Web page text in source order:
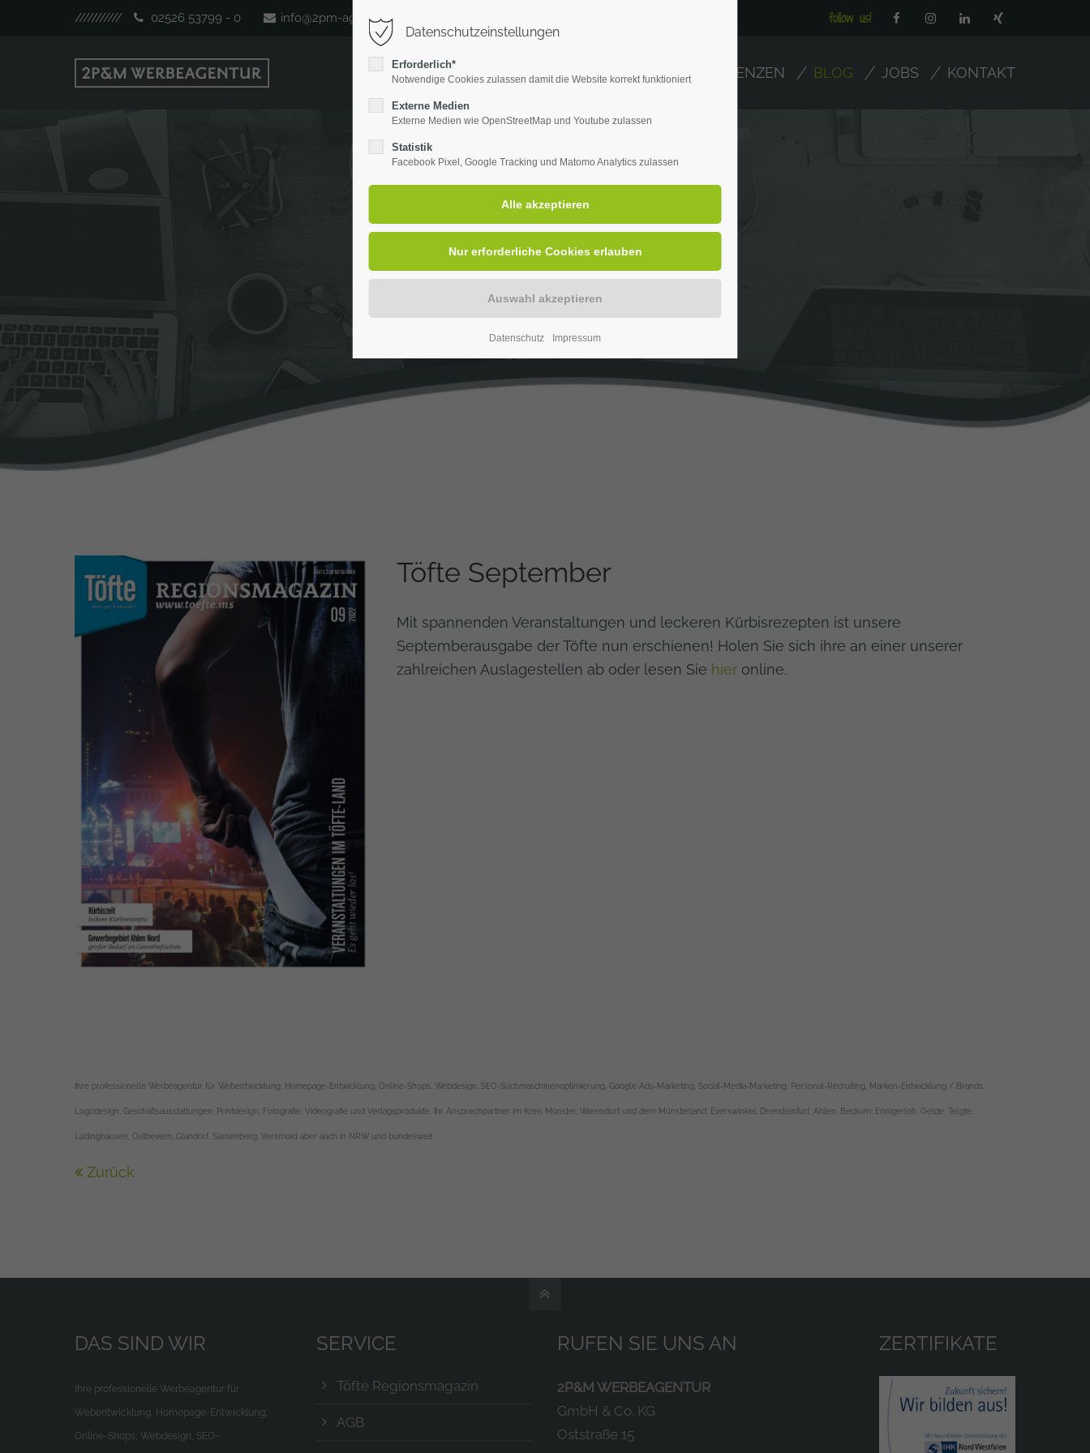
/////////// 02526 53799 - 0 info@2pm-agentur.de follow us!
WERBEAGENTUR LEISTUNGEN REFERENZEN BLOG JOBS KONTAKT
Töfte September
Mit spannenden Veranstaltungen und leckeren Kürbisrezepten ist unsere
Septemberausgabe der Töfte nun erschienen! Holen Sie sich ihre an einer unserer
zahlreichen Auslagestellen ab oder lesen Sie hieronline.
Ihre professionelle Werbeagentur für Webentwicklung, Homepage-Entwicklung, Online-Shops, Webdesign, SEO-Suchmaschinenoptimierung, Google Ads-Marketing, Social-Media-Marketing, Personal-Recruiting, Marken-Entwicklung / Brands,
Logodesign, Geschäftsausstattungen, Printdesign, Fotografie, Videografie und Verlagsprodukte. Ihr Ansprechpartner im Kreis Münster, Warendorf und dem Münsterland: Everswinkel, Drensteinfurt, Ahlen, Beckum, Ennigerloh, Oelde, Telgte,
Lüdinghausen, Ostbevern, Glandorf, Sassenberg, Versmold aber auch in NRW und bundesweit.
Zurück
DAS SIND WIR
Ihre professionelle Werbeagentur für
Webentwicklung, Homepage-Entwicklung,
Online-Shops, Webdesign, SEO-
SERVICE
Töfte Regionsmagazin
AGB
RUFEN SIE UNS AN
2P&M WERBEAGENTUR
GmbH & Co. KG
Oststraße 15
ZERTIFIKATE
Datenschutzeinstellungen
Erforderlich*
Notwendige Cookies zulassen damit die Website korrekt funktioniert
Externe Medien
Externe Medien wie OpenStreetMap und Youtube zulassen
Statistik
Facebook Pixel, Google Tracking und Matomo Analytics zulassen
Datenschutz Impressum